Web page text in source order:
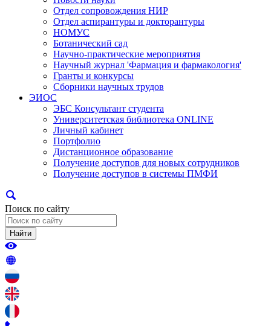
Отдел сопровождения НИР
Отдел аспирантуры и докторантуры
НОМУС
Ботанический сад
Научно-практические мероприятия
Научный журнал 'Фармация и фармакология'
Гранты и конкурсы
Сборники научных трудов
ЭИОС
ЭБС Консультант студента
Университетская библиотека ONLINE
Личный кабинет
Портфолио
Дистанционное образование
Получение доступов для новых сотрудников
Получение доступов в системы ПМФИ
Поиск по сайту
Найти